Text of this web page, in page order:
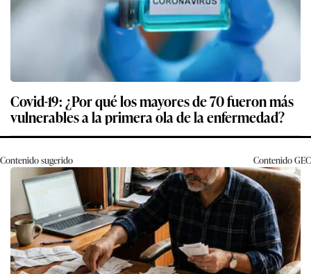
Covid-19: ¿Por qué los mayores de 70 fueron más
vulnerables a la primera ola de la enfermedad?
Contenido sugerido ContenidoGEC